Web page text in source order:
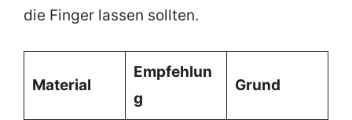
die Finger lassen sollten.
Material
Empfehlun
g
Grund